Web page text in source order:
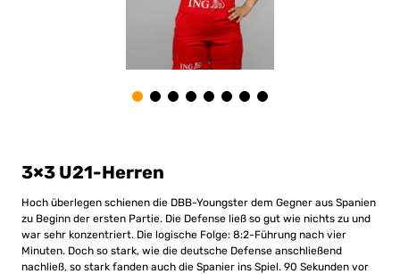
3×3 U21-Herren
Hoch überlegen schienen die DBB-Youngster dem Gegner aus Spanien
zu Beginn der ersten Partie. Die Defense ließ so gut wie nichts zu und
war sehr konzentriert. Die logische Folge: 8:2-Führung nach vier
Minuten. Doch so stark, wie die deutsche Defense anschließend
nachließ, so stark fanden auch die Spanier ins Spiel. 90 Sekunden vor